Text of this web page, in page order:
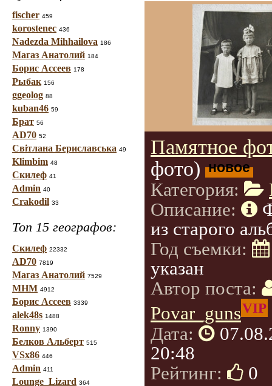
fischer 459
korostenec 436
Nadezda Mihhailova 186
Магаз Анатолий 184
Борис Ассеев 178
Рыбак 156
ggeolog 88
kuban46 59
Брат 56
AD70 52
Світлана Бериславська 49
Klimbim 48
Скилеф 41
Admin 40
Crakodil 33
Топ 15 географов:
Скилеф 22332
AD70 7819
Магаз Анатолий 7529
МНМ 4912
Борис Ассеев 3339
alek48s 1488
Ronny 1390
Белков Альберт 515
VSx86 446
Admin 411
Lounge_Lizard 364
Памятное
фото) новое
Категория:
Описание:
из старого
Год съемки:
указан
Автор поста:
Povar_gunsVIP
Дата:
20:48
Рейтинг:
0